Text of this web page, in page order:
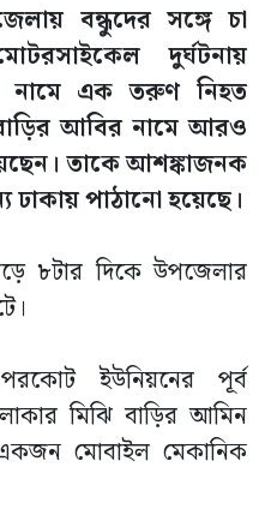
বন্ধুদের সঙ্গে চা
দুর্ঘটনায়
নামে এক তরুণ নিহত
আবির নামে আরও
তাকে আশঙ্কাজনক
ঢাকায় পাঠানো হয়েছে।
৮টার দিকে উপজেলার
ইউনিয়নের পূর্ব
মিঝি বাড়ির আমিন
মোবাইল মেকানিক